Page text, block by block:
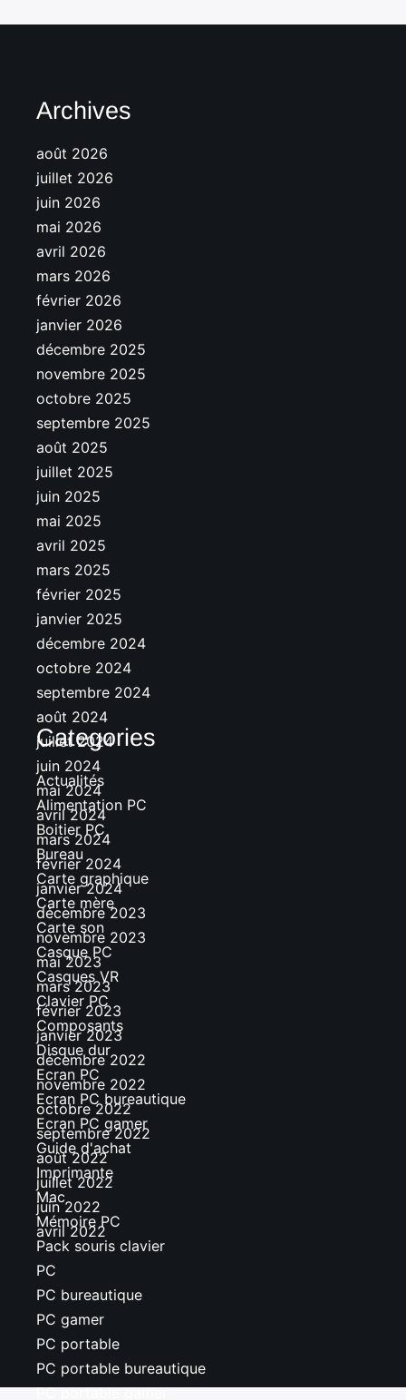
Archives
août 2026
juillet 2026
juin 2026
mai 2026
avril 2026
mars 2026
février 2026
janvier 2026
décembre 2025
novembre 2025
octobre 2025
septembre 2025
août 2025
juillet 2025
juin 2025
mai 2025
avril 2025
mars 2025
février 2025
janvier 2025
décembre 2024
octobre 2024
septembre 2024
août 2024
juillet 2024
juin 2024
mai 2024
avril 2024
mars 2024
février 2024
janvier 2024
décembre 2023
novembre 2023
mai 2023
mars 2023
février 2023
janvier 2023
décembre 2022
novembre 2022
octobre 2022
septembre 2022
août 2022
juillet 2022
juin 2022
avril 2022
Categories
Actualités
Alimentation PC
Boitier PC
Bureau
Carte graphique
Carte mère
Carte son
Casque PC
Casques VR
Clavier PC
Composants
Disque dur
Ecran PC
Ecran PC bureautique
Ecran PC gamer
Guide d'achat
Imprimante
Mac
Mémoire PC
Pack souris clavier
PC
PC bureautique
PC gamer
PC portable
PC portable bureautique
PC portable gamer